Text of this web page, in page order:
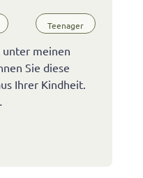
Teenager
unter meinen
Sie diese
Ihrer Kindheit.